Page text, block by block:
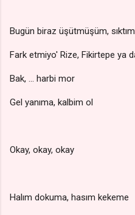
Bugün biraz üşütmüşüm,
Fark etmiyo' Rize, Fikirtepe ya
Bak, ... harbi mor
Gel yanıma, kalbim ol
Okay, okay, okay
Halım dokuma, hasım kekeme